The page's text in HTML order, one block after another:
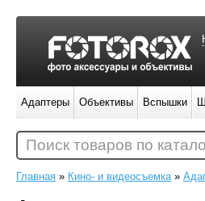
Главная » Кино- и видеосъемка»
Адаптеры Объективы Вспышки
Поиск товаров по